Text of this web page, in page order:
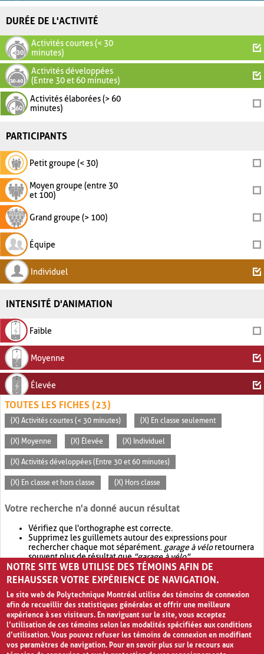
DURÉE DE L'ACTIVITÉ
Activités courtes (< 30
minutes)
Activités développées
(Entre 30 et 60 minutes)
Activités élaborées (> 60
minutes)
PARTICIPANTS
Petit groupe (< 30)
Moyen groupe (entre 30
et 100)
Grand groupe (> 100)
Équipe
Individuel
INTENSITÉ D'ANIMATION
Faible
Moyenne
Élevée
TOUTES LES FICHES (23)
(X) Activités courtes (< 30 minutes) (X) En classe seulement
(X) Moyenne (X) Élevée (X) Individuel
(X) Activités développées (Entre 30 et 60 minutes)
(X) En classe et hors classe (X) Hors classe
Votre recherche n'a donné aucun résultat
Vérifiez que l'orthographe est correcte.
Supprimez les guillemets autour des expressions pour
rechercher chaque mot séparément. garage à véloretournera
souvent plus de résultat que"garage à vélo".
Envisagez d'élargir votre recherche avec OR.garage OR vélo
retournera souvent plus de résultat quegarage à vélo
NOTRE SITE WEB UTILISE DES TÉMOINS AFIN DE
REHAUSSER VOTRE EXPÉRIENCE DE NAVIGATION.
Le site web de Polytechnique Montréal utilise des témoins de connexion
afin de recueillir des statistiques générales et offrir une meilleure
expérience à ses visiteurs. En naviguant sur le site, vous acceptez
l’utilisation de ces témoins selon les modalités spécifiées aux conditions
d’utilisation. Vous pouvez refuser les témoins de connexion en modifiant
vos paramètres de navigation. Pour en savoir plus sur le recours aux